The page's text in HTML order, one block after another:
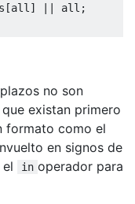
|| all;
no son
existan primero
formato como el
en signos de
in operador para